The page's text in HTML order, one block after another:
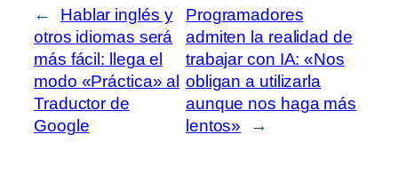
←
Hablar inglés y
otros idiomas será
más fácil: llega el
modo «Práctica» al
Traductor de
Google
Programadores
admiten la realidad de
trabajar con IA: «Nos
obligan a utilizarla
aunque nos haga más
lentos»
→